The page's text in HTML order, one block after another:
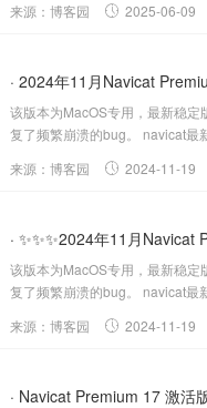
来源：博客园 2025-06-09
· 2024年11月Navicat
该版本为MacOS专用，最新稳
复了频繁崩溃的bug。 navicat最
来源：博客园 2024-11-19
· ✨✨✨2024年11月
该版本为MacOS专用，最新稳
复了频繁崩溃的bug。 navicat最
来源：博客园 2024-11-19
· Navicat Premium 17 激活